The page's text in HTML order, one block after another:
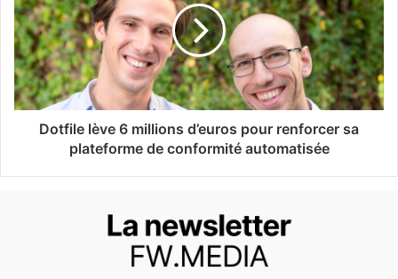
Dotfile lève 6 millions d’euros pour renforcer sa
plateforme de conformité automatisée